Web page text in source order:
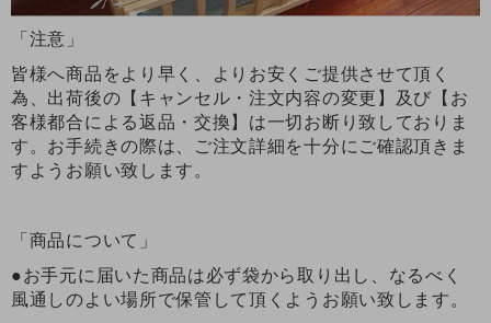
「注意」
皆様へ商品をより早く、よりお安くご提供させて頂く
為、出荷後の【キャンセル・注文内容の変更】及び【お
客様都合による返品・交換】は一切お断り致しておりま
す。お手続きの際は、ご注文詳細を十分にご確認頂きま
すようお願い致します。
「商品について」
●お手元に届いた商品は必ず袋から取り出し、なるべく
風通しのよい場所で保管して頂くようお願い致します。